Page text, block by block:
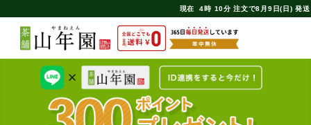
現在 4時 10分 注文で8月9日(日) 発送